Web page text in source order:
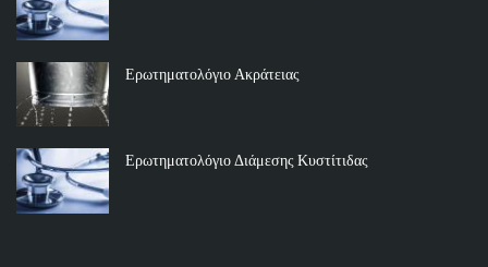
Ερωτηματολόγιο Ακράτειας
Ερωτηματολόγιο Διάμεσης Κυστίτιδας